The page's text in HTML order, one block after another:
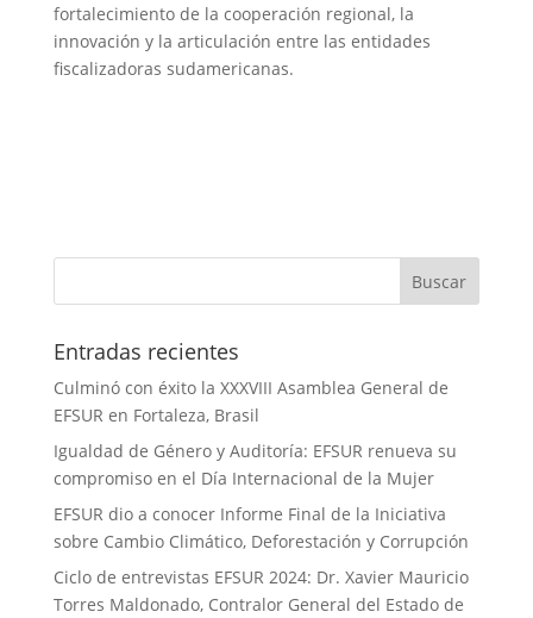
fortalecimiento de la cooperación regional, la
innovación y la articulación entre las entidades
fiscalizadoras sudamericanas.
Entradas recientes
Culminó con éxito la XXXVIII Asamblea General de
EFSUR en Fortaleza, Brasil
Igualdad de Género y Auditoría: EFSUR renueva su
compromiso en el Día Internacional de la Mujer
EFSUR dio a conocer Informe Final de la Iniciativa
sobre Cambio Climático, Deforestación y Corrupción
Ciclo de entrevistas EFSUR 2024: Dr. Xavier Mauricio
Torres Maldonado, Contralor General del Estado de